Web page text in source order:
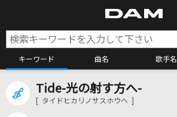
キーワード 曲名 歌手名
カラオケ検索
Tide-光の射す方へ-
[ タイドヒカリノサスホウヘ ]